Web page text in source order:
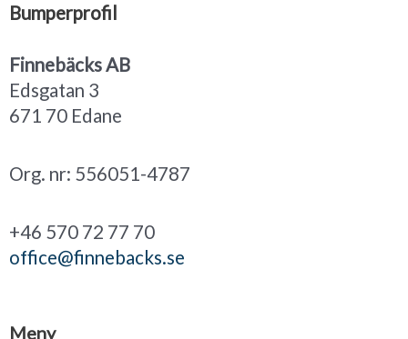
Bumperprofil
Finnebäcks AB
Edsgatan 3
671 70 Edane
Org. nr: 556051-4787
+46 570 72 77 70
office@finnebacks.se
Meny